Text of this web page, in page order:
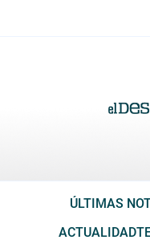
ÚLTIMAS
ACTUALIDAD